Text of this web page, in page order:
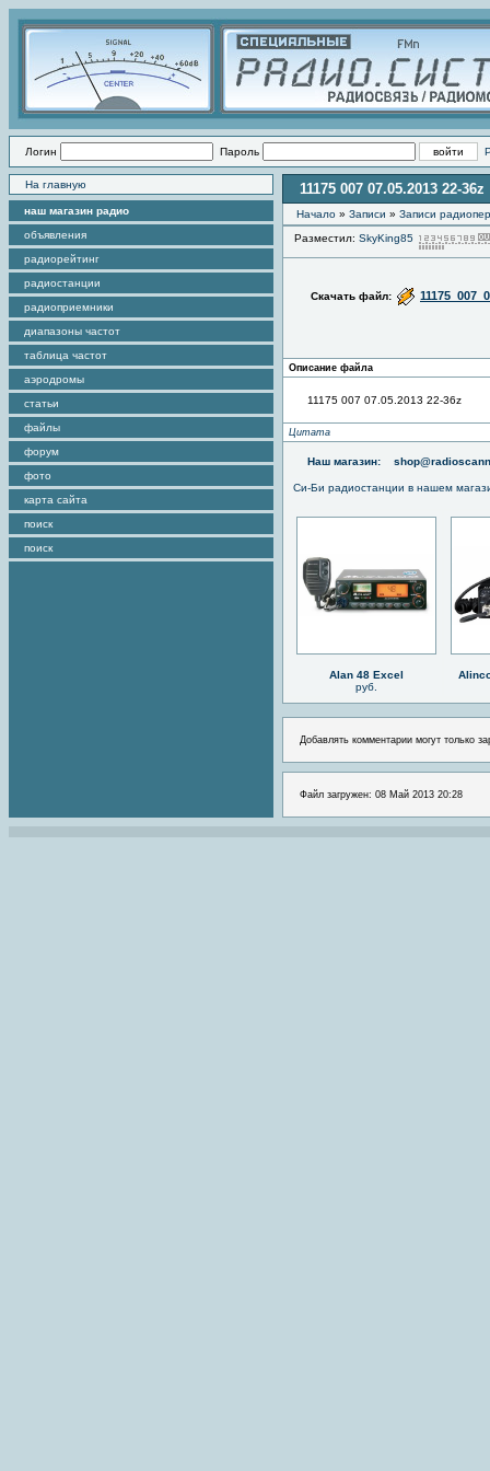
Логин Пароль
На главную
наш магазин радио
объявления
радиорейтинг
радиостанции
радиоприемники
диапазоны частот
таблица частот
аэродромы
статьи
файлы
форум
фото
карта сайта
поиск
поиск
11175 007 07.05.2013 22-36z
Начало » Записи » Записи
Разместил: SkyKing85
Скачать файл:
Описание файла
11175 007 07.05.2013 22-36z
Цитата
Наш магазин:
Си-Би радиостанции в нашем
Alan 48 Excel
руб.
Добавлять комментарии могут только
Файл загружен: 08 Май 2013 20:28